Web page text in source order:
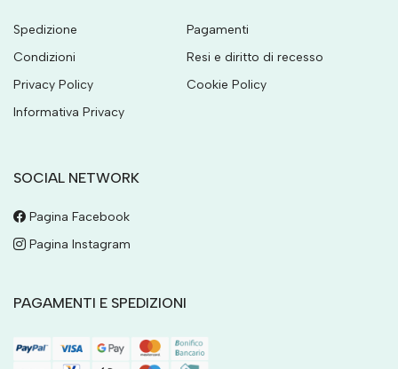
Spedizione
Pagamenti
Condizioni
Resi e diritto di recesso
Privacy Policy
Cookie Policy
Informativa Privacy
SOCIAL NETWORK
Pagina Facebook
Pagina Instagram
PAGAMENTI E SPEDIZIONI